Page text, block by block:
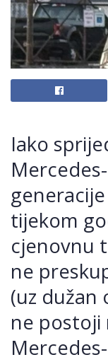
Iako
tijekom
cjenovnu
ne
(uz dužan
ne